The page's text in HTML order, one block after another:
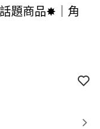
題商品✸｜角